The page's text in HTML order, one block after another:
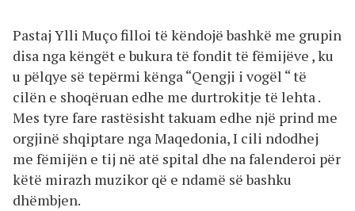
Pastaj Ylli Muço filloi të këndojë bashkë me grupin
disa nga këngët e bukura të fondit të fëmijëve , ku
u pëlqye së tepërmi kënga “Qengji i vogël “ të
cilën e shoqëruan edhe me durtrokitje të lehta .
Mes tyre fare rastësisht takuam edhe një prind me
orgjinë shqiptare nga Maqedonia, I cili ndodhej
me fëmijën e tij në atë spital dhe na falenderoi për
këtë mirazh muzikor që e ndamë së bashku
dhëmbjen.